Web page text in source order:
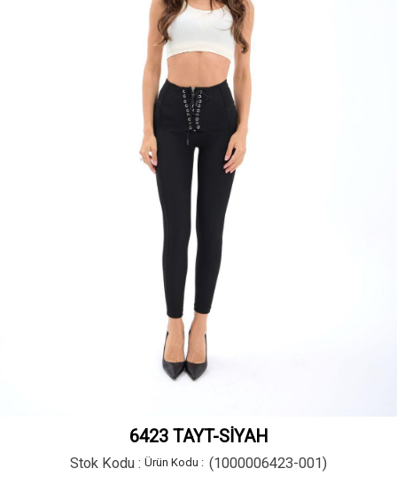
6423 TAYT-SİYAH
Stok Kodu (1000006423-001)